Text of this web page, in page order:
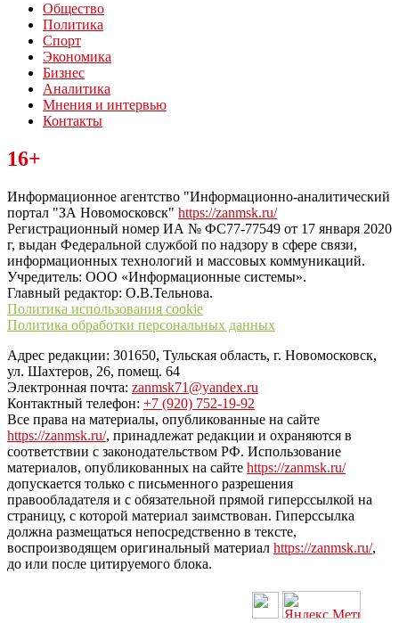
Общество
Политика
Спорт
Экономика
Бизнес
Аналитика
Мнения и интервью
Контакты
Читайте последние новости дня в Тульской области на сайте
“ЗаНовомосковск”
16+
Информационное агентство "Информационно-аналитический
портал "ЗА Новомосковск" https://zanmsk.ru/
Регистрационный номер ИА № ФС77-77549 от 17 января 2020
г, выдан Федеральной службой по надзору в сфере связи,
информационных технологий и массовых коммуникаций.
Учредитель: ООО «Информационные системы».
Главный редактор: О.В.Тельнова.
Политика использования cookie
Политика обработки персональных данных
Адрес редакции: 301650, Тульская область, г. Новомосковск,
ул. Шахтеров, 26, помещ. 64
Электронная почта: zanmsk71@yandex.ru
Контактный телефон: +7 (920) 752-19-92
Все права на материалы, опубликованные на сайте
https://zanmsk.ru/, принадлежат редакции и охраняются в
соответствии с законодательством РФ. Использование
материалов, опубликованных на сайте https://zanmsk.ru/
допускается только с письменного разрешения
правообладателя и с обязательной прямой гиперссылкой на
страницу, с которой материал заимствован. Гиперссылка
должна размещаться непосредственно в тексте,
воспроизводящем оригинальный материал https://zanmsk.ru/,
до или после цитируемого блока.